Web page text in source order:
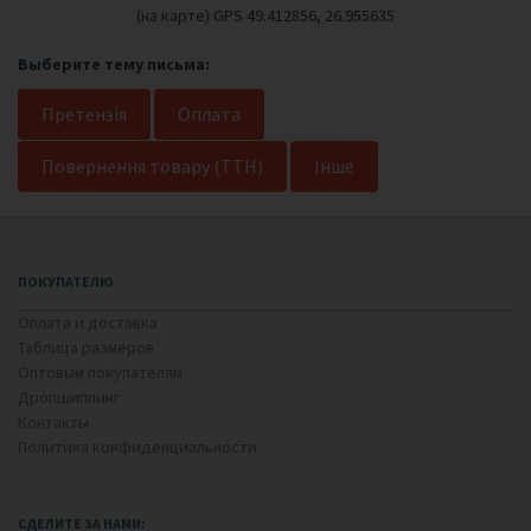
(на карте) GPS 49.412856, 26.955635
Выберите тему письма:
Претензія Оплата
Повернення товару (ТТН) Інше
ПОКУПАТЕЛЮ
СДЕЛИТЕ ЗА НАМИ: